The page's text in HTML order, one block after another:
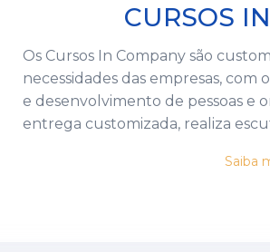
CURSOS
Os Cursos In Company são
necessidades das empresas,
e desenvolvimento de pessoas e organizações.
entrega customizada, realiza
mantendo a qualidade. EstasSaiba